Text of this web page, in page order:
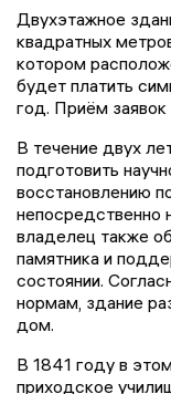
Двухэтажное
квадратных
котором
будет платить
год. Приём
В течение двух
подготовить
восстановлению
непосредственно
владелец также
памятника и
состоянии.
нормам, здание
дом.
В 1841 году в
приходское